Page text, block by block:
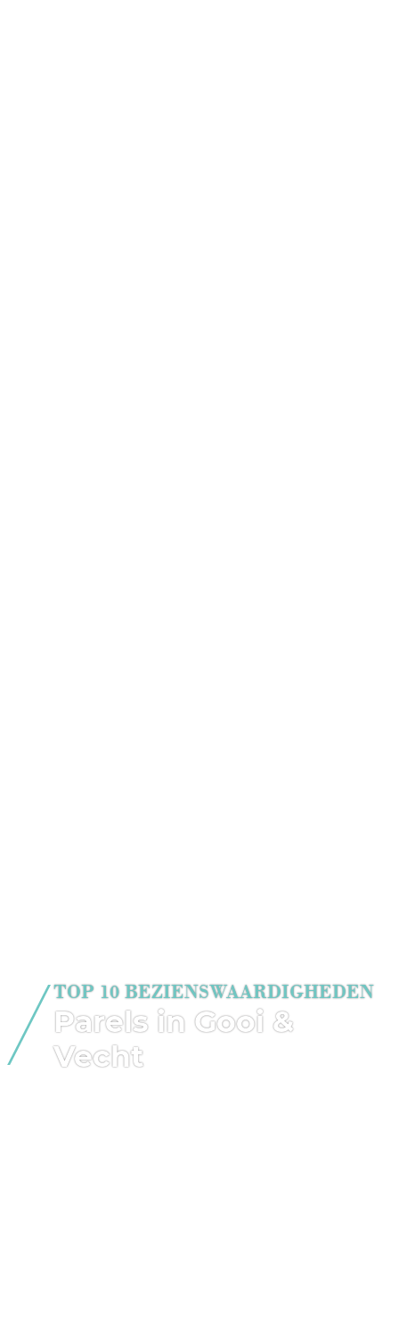
TOP 10 BEZIENSWAARDIGHEDEN
Parels in Gooi &
Vecht